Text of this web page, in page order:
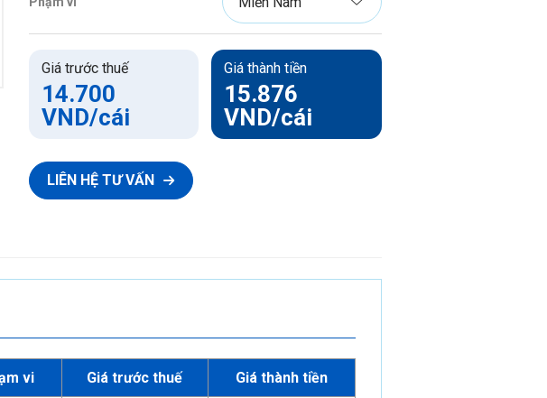
Gân
Ống luồn dây điện PVC-U
Giá trước thuế
14.700
VND/cái
Giá thành tiền
15.876
VND/cái
LIÊN HỆ TƯ VẤN
vi Giá trước thuế Giá thành tiền